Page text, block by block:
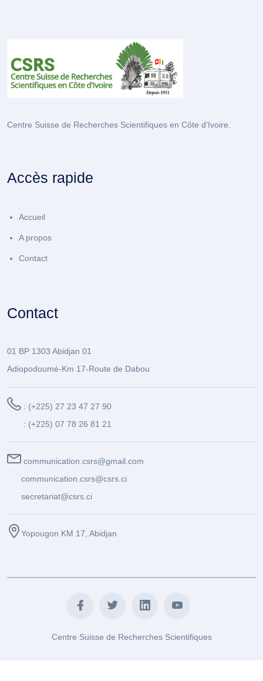
Centre Suisse de Recherches Scientifiques en Côte d'Ivoire.
Accès rapide
Accueil
A propos
Contact
Contact
01 BP 1303 Abidjan 01
Adiopodoumé-Km 17-Route de Dabou
: (+225) 27 23 47 27 90
: (+225) 07 78 26 81 21
communication.csrs@gmail.com
communication.csrs@csrs.ci
secretariat@csrs.ci
Yopougon KM 17, Abidjan
Centre Suisse de Recherches Scientifiques